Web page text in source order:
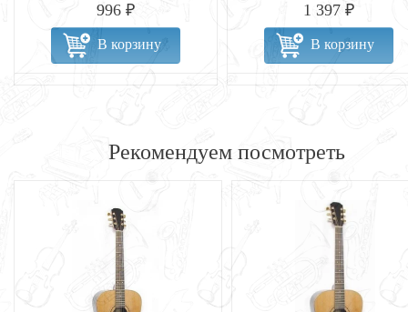
996 ₽
В корзину
1 397 ₽
В корзину
Рекомендуем посмотреть